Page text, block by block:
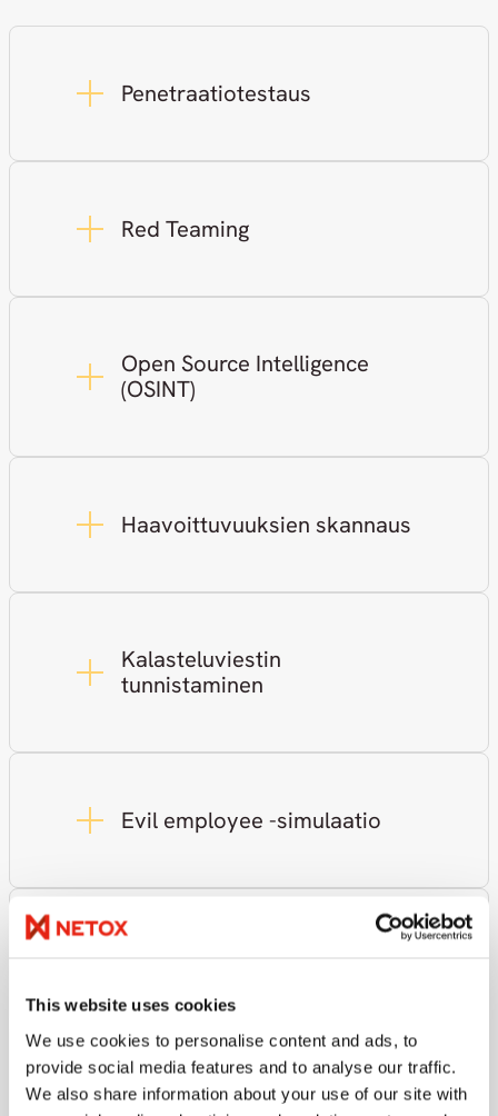
This website uses cookies
We use cookies to personalise content and ads, to
provide social media features and to analyse our traffic.
We also share information about your use of our site with
Penetraatiotestaus
Red Teaming
Open Source Intelligence
(OSINT)
Haavoittuvuuksien skannaus
Kalasteluviestin
tunnistaminen
Evil employee -simulaatio
Sovelluksen